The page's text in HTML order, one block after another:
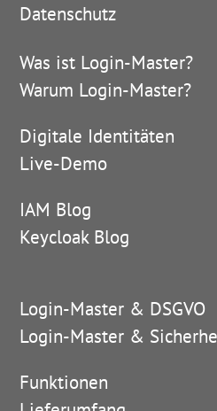
Datenschutz
Was ist Login-Master?
Warum Login-Master?
Digitale Identitäten
Live-Demo
IAM Blog
Keycloak Blog
Login-Master & DSGVO
Login-Master &
Funktionen